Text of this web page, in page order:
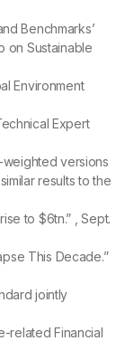
Benchmarks’
on Sustainable
Environment
Expert
versions
results to the
to $6tn.”
, Sept.
This Decade.”
jointly
related Financial